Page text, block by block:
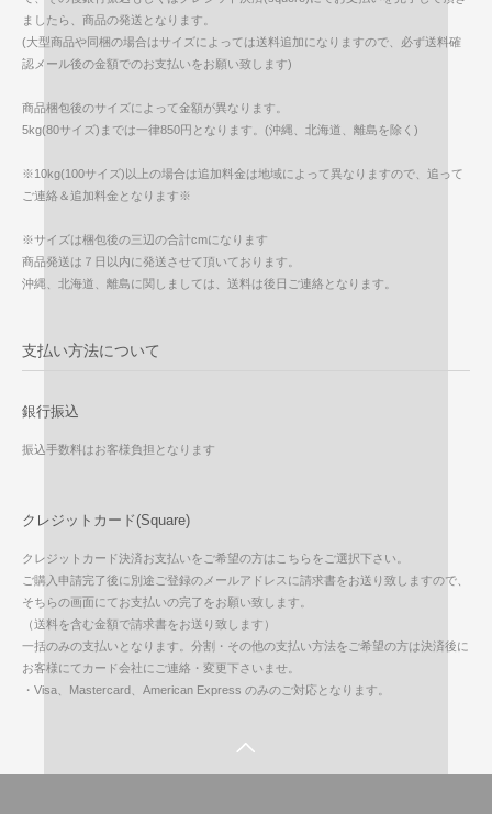
ましたら、商品の発送となります。
(大型商品や同梱の場合はサイズによっては送料追加になりますので、必ず送料確
認メール後の金額でのお支払いをお願い致します)
商品梱包後のサイズによって金額が異なります。
5kg(80サイズ)までは一律850円となります。(沖縄、北海道、離島を除く)
※10kg(100サイズ)以上の場合は追加料金は地域によって異なりますので、追って
ご連絡＆追加料金となります※
※サイズは梱包後の三辺の合計cmになります
商品発送は７日以内に発送させて頂いております。
沖縄、北海道、離島に関しましては、送料は後日ご連絡となります。
支払い方法について
銀行振込
振込手数料はお客様負担となります
クレジットカード(Square)
クレジットカード決済お支払いをご希望の方はこちらをご選択下さい。
ご購入申請完了後に別途ご登録のメールアドレスに請求書をお送り致しますので、
そちらの画面にてお支払いの完了をお願い致します。
（送料を含む金額で請求書をお送り致します）
一括のみの支払いとなります。分割・その他の支払い方法をご希望の方は決済後に
お客様にてカード会社にご連絡・変更下さいませ。
・Visa、Mastercard、American Express のみのご対応となります。